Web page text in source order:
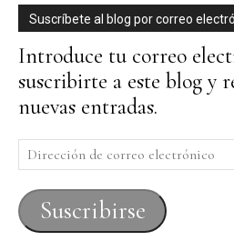
Suscríbete al blog por correo
Introduce tu correo
suscribirte a este blog y
nuevas entradas.
Dirección
de
correo
electrónico
Suscribirse